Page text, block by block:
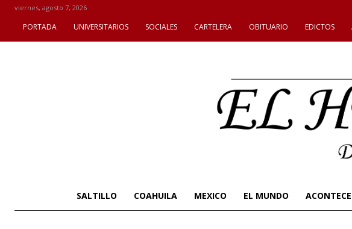
viernes, agosto 7, 2026
PORTADA UNIVERSITARIOS SOCIALES CARTELERA OBITUARIO EDICTOS
SALTILLO COAHUILA MEXICO EL MUNDO